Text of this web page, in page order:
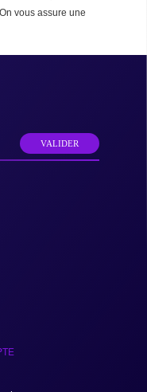
vous assure une
VALIDER